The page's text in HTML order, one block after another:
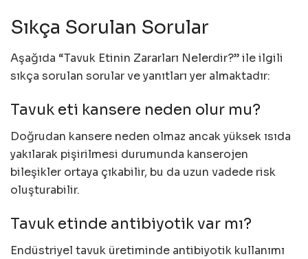
Sıkça Sorulan Sorular
Aşağıda “Tavuk Etinin Zararları Nelerdir?” ile ilgili
sıkça sorulan sorular ve yanıtları yer almaktadır:
Tavuk eti kansere neden olur mu?
Doğrudan kansere neden olmaz ancak yüksek ısıda
yakılarak pişirilmesi durumunda kanserojen
bileşikler ortaya çıkabilir, bu da uzun vadede risk
oluşturabilir.
Tavuk etinde antibiyotik var mı?
Endüstriyel tavuk üretiminde antibiyotik kullanımı